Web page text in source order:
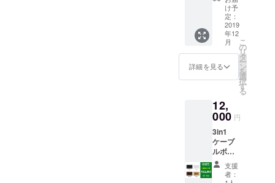
10:00-16:00
ご質問等ご
ざいました
ら各プロ
問合せ」か
らお願い致
します。営
業時間に順
次回答させ
ていただき
ワイト
・ブラ
ウン ・
ナチュ
ラル
F 定価
7,760
円
→
6,500円
（送
料・消
費税込
み） 下
ら2個
分、ご
希望の
色を1つ
ずつお
選びい
ただけ
ます。
け予
定：
2019
年12
月
詳細を見る
こ
の
リ
タ
ー
ン
を
選
択
す
る
12,
000 円
3in1
ケーブ
ルボッ
クス 4
台セッ
支援
者：